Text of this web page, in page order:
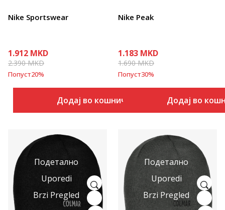
Nike Sportswear
1.912 MKD
2.390MKD
Попуст20%
Додај во кошничка
Nike Peak
1.183 MKD
1.690MKD
Попуст30%
Додај во
Подетално
Uporedi
Brzi Pregled
Подетално
Uporedi
Brzi Pregled